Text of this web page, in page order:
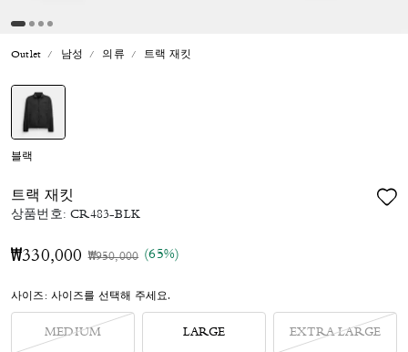
Outlet 남성 의류 트랙 재킷
블랙
트랙 재킷
상품번호:CR483-BLK
₩330,000 가격 인하 전
₩950,000인하됨
(65%)
사이즈: 사이즈를 선택해 주세요.
MEDIUM LARGE EXTRA LARGE